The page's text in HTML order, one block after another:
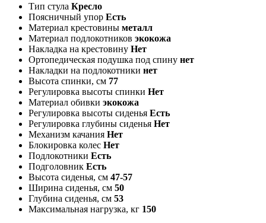
Тип стула Кресло
Поясничный упор Есть
Материал крестовины металл
Материал подлокотников экокожа
Накладка на крестовину Нет
Ортопедическая подушка под спину нет
Накладки на подлокотники нет
Высота спинки, см 77
Регулировка высоты спинки Нет
Материал обивки экокожа
Регулировка высоты сиденья Есть
Регулировка глубины сиденья Нет
Механизм качания Нет
Блокировка колес Нет
Подлокотники Есть
Подголовник Есть
Высота сиденья, см 47-57
Ширина сиденья, см 50
Глубина сиденья, см 53
Максимальная нагрузка, кг 150